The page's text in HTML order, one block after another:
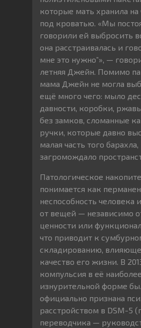
которые мать хранила на
под кроватью. «Мы
говорили ей выбросить
она расстраивалась и
мне это нужно”», —
летняя Джейн. Помимо
мама Джейн не могла
ещё много чего: мыло
давности, коробки,
без замков, сломанные
ручки, которые давно
малая часть того
загромождало
Патологическое
понимается как
неспособность человека
от вещей — независимо
ценности или
что приводит к
складированию,
качество его жизни. В
компульсия в её наиболее
изнурительной форме
официально признана
расстройством в DSM-5
переводчика —